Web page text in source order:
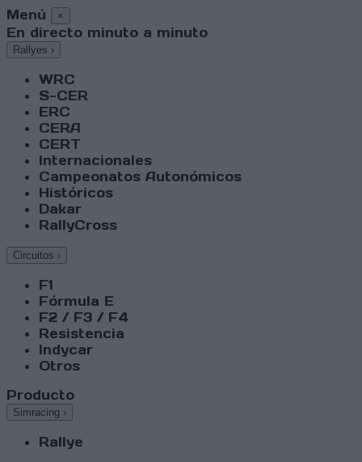
Menú ×
En directo minuto a minuto
Rallyes ›
WRC
S-CER
ERC
CERA
CERT
Internacionales
Campeonatos Autonómicos
Históricos
Dakar
RallyCross
Circuitos ›
F1
Fórmula E
F2 / F3 / F4
Resistencia
Indycar
Otros
Producto
Simracing ›
Rallye